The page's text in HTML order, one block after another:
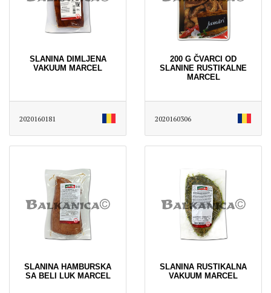
SLANINA DIMLJENA
VAKUUM MARCEL
2020160181
200 G ČVARCI OD
SLANINE RUSTIKALNE
MARCEL
2020160306
SLANINA HAMBURSKA
SA BELI LUK MARCEL
SLANINA RUSTIKALNA
VAKUUM MARCEL